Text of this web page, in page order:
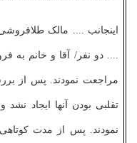
اینجانب .... مالک
.... دو نفر/ آقا و خانم به
مراجعت نمودند. پس از
تقلبی بودن آن­ها ایجاد
نمودند. پس از مدت